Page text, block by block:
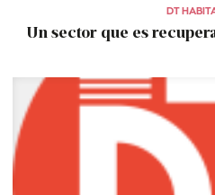
DT
Un sector que es